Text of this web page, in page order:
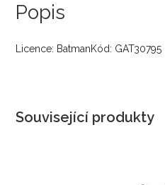
Popis
Licence: BatmanKód: GAT30795
Související produkty